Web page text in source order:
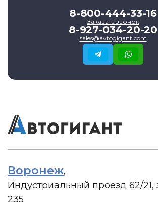
8-800-444-33-16
Заказать звонок
8-927-034-20-20
sales@avtogigant.com
Воронеж,
Индустриальный проезд 62/21,
235